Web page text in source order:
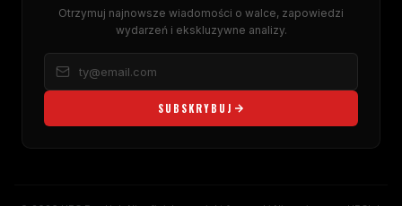
Otrzymuj najnowsze wiadomości o walce, zapowiedzi
wydarzeń i ekskluzywne analizy.
SUBSKRYBUJ